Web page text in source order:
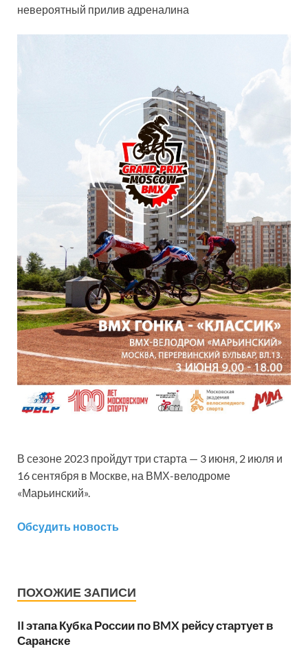
невероятный прилив адреналина
В сезоне 2023 пройдут три старта — 3 июня, 2 июля и
16 сентября в Москве, на ВМХ-велодроме
«Марьинский».
Обсудить новость
ПОХОЖИЕ ЗАПИСИ
II этапа Кубка России по BMX рейсу стартует в
Саранске